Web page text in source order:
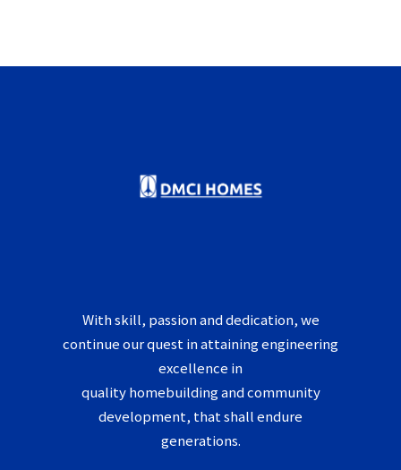
With skill, passion and dedication, we
continue our quest in attaining engineering
excellence in
quality homebuilding and community
development, that shall endure
generations.